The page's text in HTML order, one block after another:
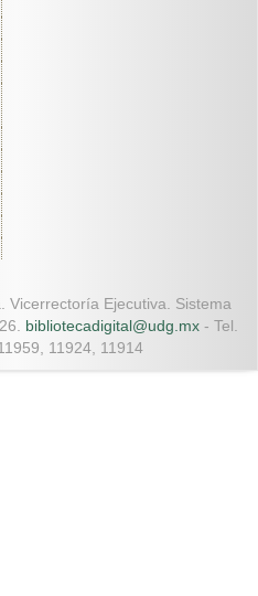
Vicerrectoría Ejecutiva. Sistema
bibliotecadigital@udg.mx - Tel.
11924, 11914